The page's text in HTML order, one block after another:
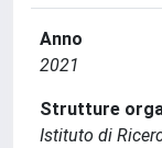
Anno
2021
Strutture
Istituto di